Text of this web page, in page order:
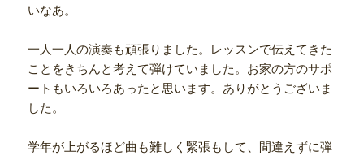
いなあ。
一人一人の演奏も頑張りました。レッスンで伝えてきた
ことをきちんと考えて弾けていました。お家の方のサポ
ートもいろいろあったと思います。ありがとうございま
した。
学年が上がるほど曲も難しく緊張もして、間違えずに弾